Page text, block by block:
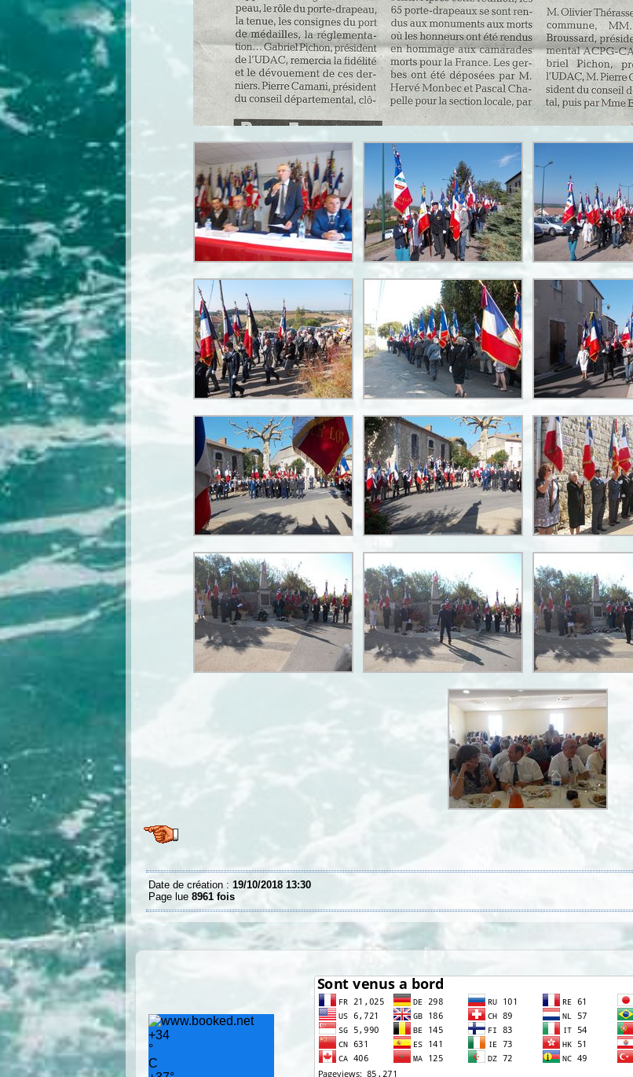
Date de création : 19/10/2018 13:30
Page lue 8961 fois
+34
°
C